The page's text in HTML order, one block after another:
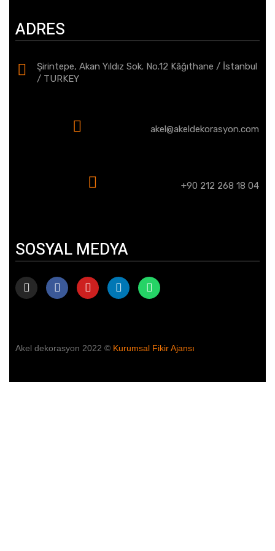
ADRES
Şirintepe, Akan Yıldız Sok. No.12 Kâğıthane / İstanbul
/ TURKEY
akel@akeldekorasyon.com
+90 212 268 18 04
SOSYAL MEDYA
Akel dekorasyon 2022 © Kurumsal Fikir Ajansı